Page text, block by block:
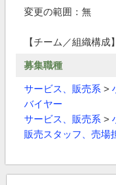
変更の範囲：無
【チーム／組織構成】
募集職種
サービス、販売系 >
バイヤー
サービス、販売系 >
販売スタッフ、売場